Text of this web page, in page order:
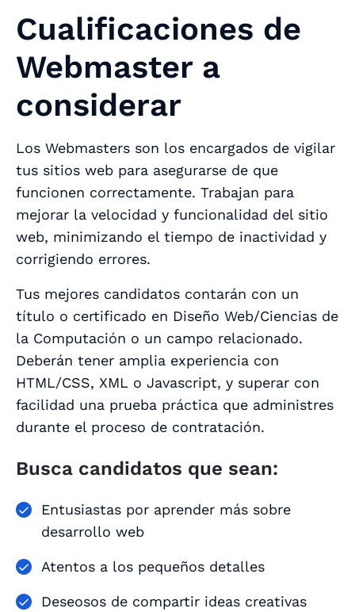
Cualificaciones de
Webmaster a
considerar
Los Webmasters son los encargados de vigilar
tus sitios web para asegurarse de que
funcionen correctamente. Trabajan para
mejorar la velocidad y funcionalidad del sitio
web, minimizando el tiempo de inactividad y
corrigiendo errores.
Tus mejores candidatos contarán con un
título o certificado en Diseño Web/Ciencias de
la Computación o un campo relacionado.
Deberán tener amplia experiencia con
HTML/CSS, XML o Javascript, y superar con
facilidad una prueba práctica que administres
durante el proceso de contratación.
Busca candidatos que sean:
Entusiastas por aprender más sobre
desarrollo web
Atentos a los pequeños detalles
Deseosos de compartir ideas creativas